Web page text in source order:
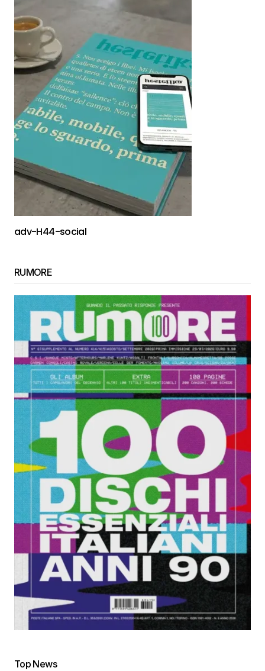
adv-H44-social
RUMORE
Top News